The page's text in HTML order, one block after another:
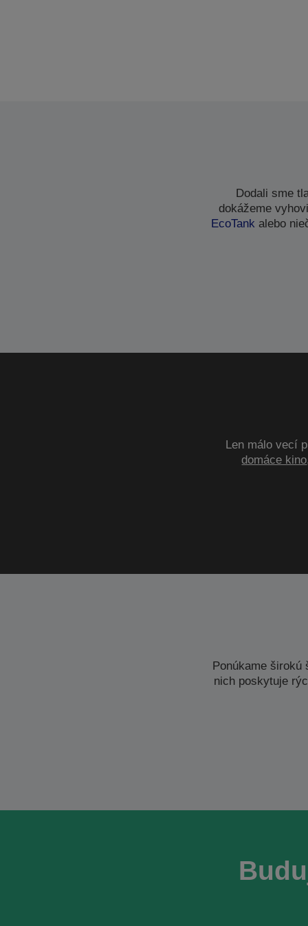
Dodali sme
dokážeme
EcoTank alebo
Len málo vecí
domáce kino
Ponúkame
nich poskytuje